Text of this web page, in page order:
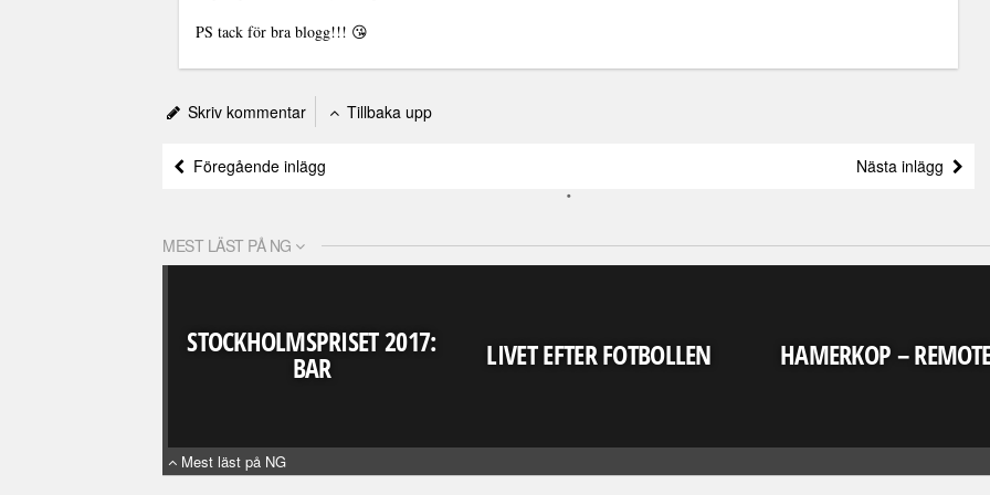
PS tack för bra blogg!!! 😘
Skriv kommentar Tillbaka upp
Föregående inlägg Nästa inlägg
MEST LÄST PÅ NG
STOCKHOLMSPRISET 2017:
BAR LIVET EFTER FOTBOLLEN HAMERKOP –
Mest läst på NG